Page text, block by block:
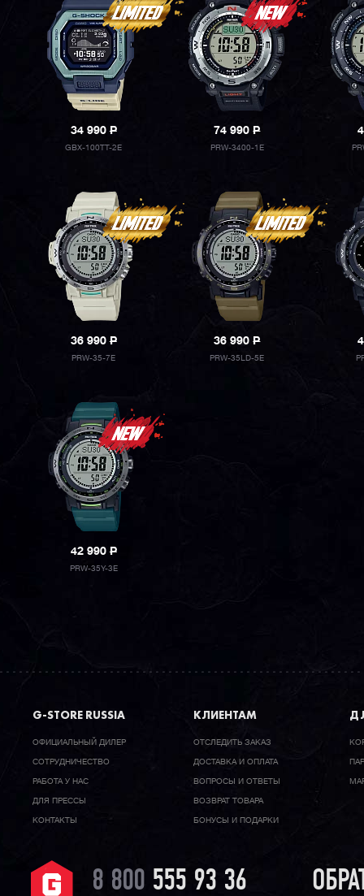
34 990P
GBX-100TT-2E
74 990P
PRW-3400-1E
36 990P
PRW-35-7E
36 990P
PRW-35LD-5E
42 990P
PRW-35Y-3E
G-STORE RUSSIA
ОФИЦИАЛЬНЫЙ ДИЛЕР
CОТРУДНИЧЕСТВО
РАБОТА У НАС
ДЛЯ ПРЕССЫ
КОНТАКТЫ
КЛИЕНТАМ
ОТСЛЕДИТЬ ЗАКАЗ
ДОСТАВКА И ОПЛАТА
ВОПРОСЫ И ОТВЕТЫ
ВОЗВРАТ ТОВАРА
БОНУСЫ И ПОДАРКИ
8 800 555 93 36